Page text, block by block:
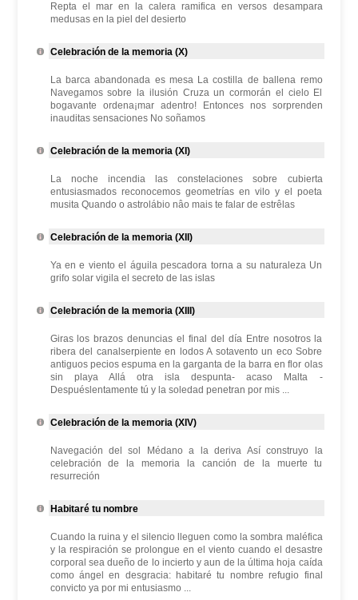
Repta el mar en la calera ramifica en versos desampara
medusas en la piel del desierto
Celebración de la memoria (X)
La barca abandonada es mesa La costilla de ballena remo
Navegamos sobre la ilusión Cruza un cormorán el cielo El
bogavante ordena¡mar adentro! Entonces nos sorprenden
inauditas sensaciones No soñamos
Celebración de la memoria (XI)
La noche incendia las constelaciones sobre cubierta
entusiasmados reconocemos geometrías en vilo y el poeta
musita Quando o astrolábio nâo mais te falar de estrêlas
Celebración de la memoria (XII)
Ya en e viento el águila pescadora torna a su naturaleza Un
grifo solar vigila el secreto de las islas
Celebración de la memoria (XIII)
Giras los brazos denuncias el final del día Entre nosotros la
ribera del canalserpiente en lodos A sotavento un eco Sobre
antiguos pecios espuma en la garganta de la barra en flor olas
sin playa Allá otra isla despunta- acaso Malta -
Despuéslentamente tú y la soledad penetran por mis ...
Celebración de la memoria (XIV)
Navegación del sol Médano a la deriva Así construyo la
celebración de la memoria la canción de la muerte tu
resurreción
Habitaré tu nombre
Cuando la ruina y el silencio lleguen como la sombra maléfica
y la respiración se prolongue en el viento cuando el desastre
corporal sea dueño de lo incierto y aun de la última hoja caída
como ángel en desgracia: habitaré tu nombre refugio final
convicto ya por mi entusiasmo ...